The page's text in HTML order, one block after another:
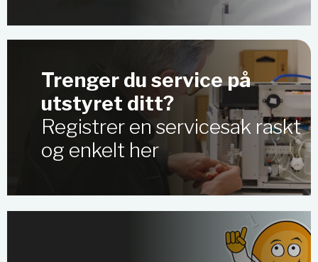
Trenger du service på
utstyret ditt?
Registrer en servicesak raskt
og enkelt her